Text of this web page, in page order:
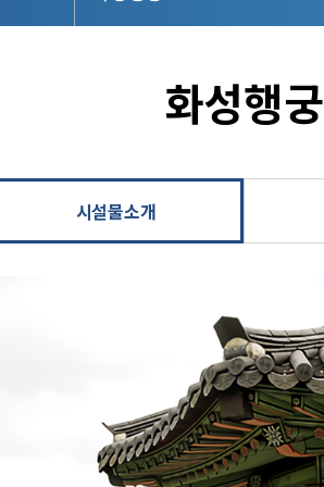
화성행궁
시설물소개